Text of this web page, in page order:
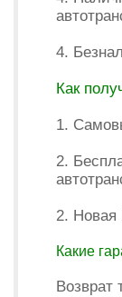
4.
Как
1.
2.
2. Новая
Какие
Возврат